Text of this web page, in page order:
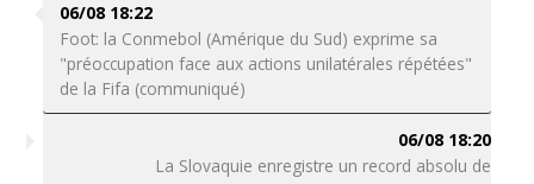
06/08 18:22
Foot: la Conmebol (Amérique du Sud) exprime sa
"préoccupation face aux actions unilatérales répétées"
de la Fifa (communiqué)
06/08 18:20
La Slovaquie enregistre un record absolu de